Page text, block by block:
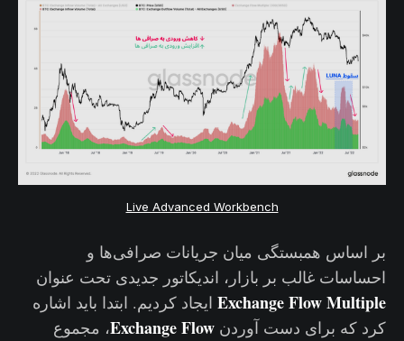
Live Advanced Workbench
بر اساس همبستگی میان جریانات صرافی‌ها و
احساسات غالب بر بازار، اندیکاتور جدیدی تحت عنوان
Exchange Flow Multiple ایجاد کردیم. ابتدا باید اشاره
کرد که برای دست آوردن
ExchangeFlow
، مجموع